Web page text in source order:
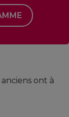
ont à